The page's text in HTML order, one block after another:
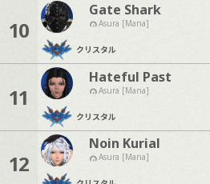
10
Gate Shark
Asura [Mana]
クリスタル
11
Hateful Past
Asura [Mana]
クリスタル
12
Noin Kurial
Asura [Mana]